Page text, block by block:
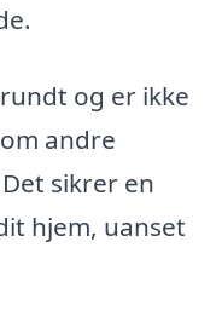
og er ikke
andre
sikrer en
hjem, uanset